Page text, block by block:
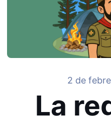
2 de
La